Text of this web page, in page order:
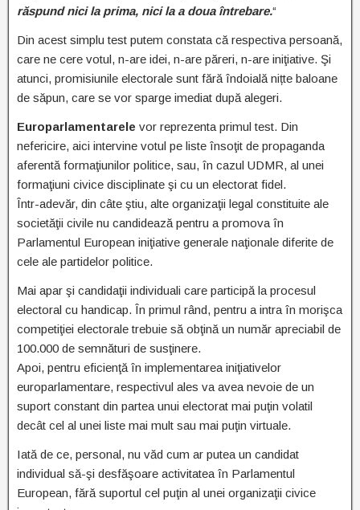
răspund nici la prima, nici la a doua întrebare.“
Din acest simplu test putem constata că respectiva persoană,
care ne cere votul, n-are idei, n-are păreri, n-are iniţiative. Şi
atunci, promisiunile electorale sunt fără îndoială nițte baloane
de săpun, care se vor sparge imediat după alegeri.
Europarlamentarele vor reprezenta primul test. Din
nefericire, aici intervine votul pe liste însoţit de propaganda
aferentă formaţiunilor politice, sau, în cazul UDMR, al unei
formaţiuni civice disciplinate şi cu un electorat fidel.
Într-adevăr, din câte ştiu, alte organizaţii legal constituite ale
societăţii civile nu candidează pentru a promova în
Parlamentul European iniţiative generale naţionale diferite de
cele ale partidelor politice.
Mai apar şi candidaţii individuali care participă la procesul
electoral cu handicap. În primul rând, pentru a intra în morişca
competiţiei electorale trebuie să obţină un număr apreciabil de
100.000 de semnături de susţinere.
Apoi, pentru eficienţă în implementarea iniţiativelor
europarlamentare, respectivul ales va avea nevoie de un
suport constant din partea unui electorat mai puţin volatil
decât cel al unei liste mai mult sau mai puţin virtuale.
Iată de ce, personal, nu văd cum ar putea un candidat
individual să-şi desfăşoare activitatea în Parlamentul
European, fără suportul cel puţin al unei organizaţii civice